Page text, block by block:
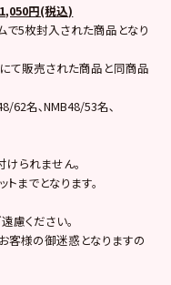
円(税込)
で5枚封入された商品となり
て販売された商品と同商品
62名､NMB48/53名､
られません。
までとなります。
慮ください。
様の御迷惑となりますの